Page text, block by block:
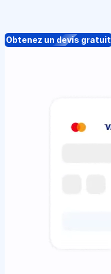
Obtenez un devis gratuit